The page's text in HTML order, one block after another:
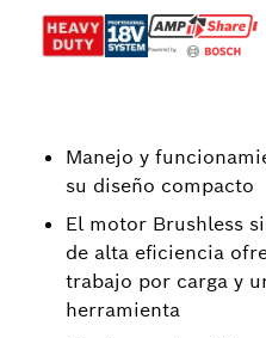
Manejo y
su diseño compacto
El motor Brushless
de alta eficiencia
trabajo por carga y
herramienta